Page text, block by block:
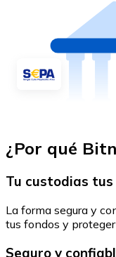
¿Por qué
Tu custodias
La forma segura y
tus fondos y
Seguro y